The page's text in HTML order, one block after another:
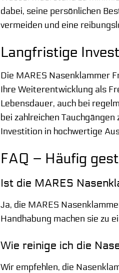
dabei, seine persönlichen
vermeiden und eine
Langfristige
Die MARES Nasenklammer
Ihre Weiterentwicklung als
Lebensdauer, auch bei
bei zahlreichen
Investition in hochwertige
FAQ – Häufig
Ist die MARES
Ja, die MARES
Handhabung machen sie zu
Wie reinige ich die
Wir empfehlen, die